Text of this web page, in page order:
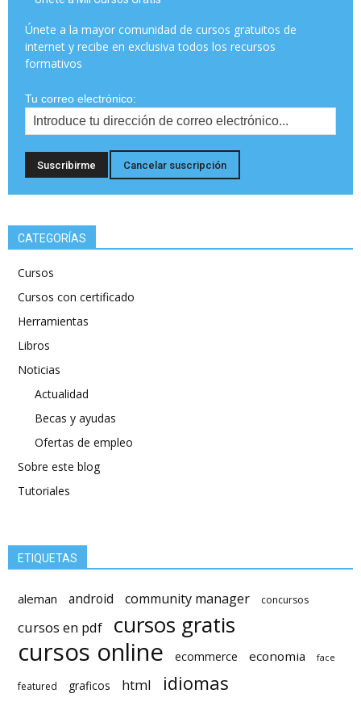
Únete a la mayor comunidad de cursos gratuitos de
internet y recibe en exclusiva todos los recursos
formativos
Tu correo electrónico:
CATEGORÍAS
Cursos
Cursos con certificado
Herramientas
Libros
Noticias
Actualidad
Becas y ayudas
Ofertas de empleo
Sobre este blog
Tutoriales
ETIQUETAS
aleman android community manager concursos
cursos en pdf cursos gratis
cursos online ecommerce economia face
featured graficos html idiomas